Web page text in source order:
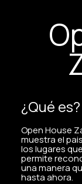
¿Qué es?
Open House
muestra el
los lugares
permite
una manera
hasta ahora.